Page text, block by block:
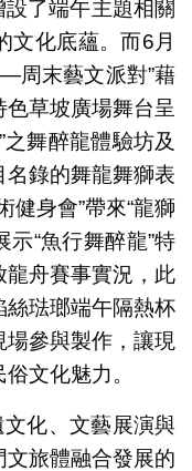
設了端午主題相關
文化底蘊。而6月
周末藝文派對”藉
草坡廣場舞台呈
舞醉龍體驗坊及
名錄的舞龍舞獅表
健身會”帶來“龍獅
示“魚行舞醉龍”特
龍舟賽事實況，此
絲琺瑯端午隔熱杯
場參與製作，讓現
文化魅力。
化、文藝展演與
旅體融合發展的